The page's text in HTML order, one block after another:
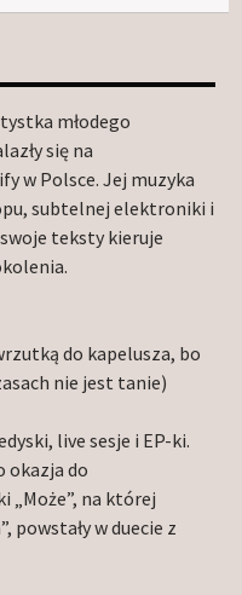
młodego
się na
w Polsce. Jej muzyka
subtelnej elektroniki i
teksty kieruje
do kapelusza, bo
nie jest tanie)
live sesje i EP-ki.
okazja do
„Może”, na której
powstały w duecie z